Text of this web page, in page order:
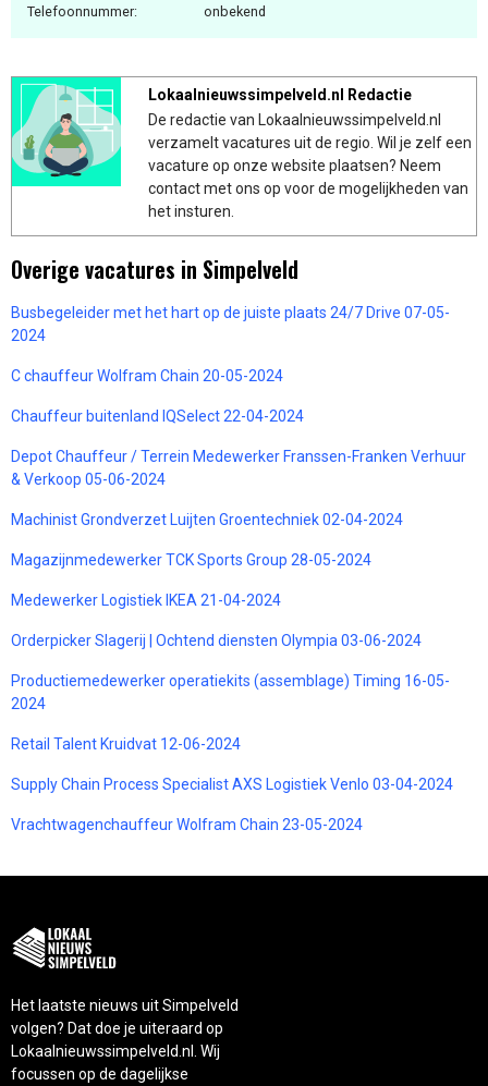
Telefoonnummer: onbekend
Lokaalnieuwssimpelveld.nl Redactie
De redactie van Lokaalnieuwssimpelveld.nl
verzamelt vacatures uit de regio. Wil je zelf een
vacature op onze website plaatsen? Neem
contact met ons op voor de mogelijkheden van
het insturen.
Overige vacatures in Simpelveld
Busbegeleider met het hart op de juiste plaats 24/7 Drive 07-05-
2024
C chauffeur Wolfram Chain 20-05-2024
Chauffeur buitenland IQSelect 22-04-2024
Depot Chauffeur / Terrein Medewerker Franssen-Franken Verhuur
& Verkoop 05-06-2024
Machinist Grondverzet Luijten Groentechniek 02-04-2024
Magazijnmedewerker TCK Sports Group 28-05-2024
Medewerker Logistiek IKEA 21-04-2024
Orderpicker Slagerij | Ochtend diensten Olympia 03-06-2024
Productiemedewerker operatiekits (assemblage) Timing 16-05-
2024
Retail Talent Kruidvat 12-06-2024
Supply Chain Process Specialist AXS Logistiek Venlo 03-04-2024
Vrachtwagenchauffeur Wolfram Chain 23-05-2024
Het laatste nieuws uit Simpelveld
volgen? Dat doe je uiteraard op
Lokaalnieuwssimpelveld.nl. Wij
focussen op de dagelijkse